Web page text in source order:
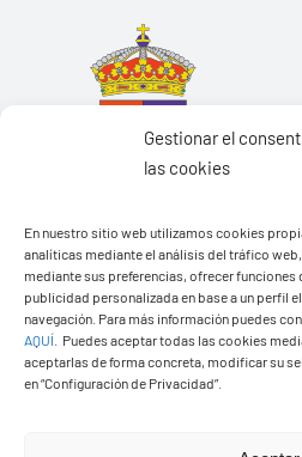
Gestionar el
las cookies
En nuestro sitio web utilizamos cookies
analíticas mediante el análisis del tráfico
mediante sus preferencias, ofrecer
publicidad personalizada en base a un perfil
navegación. Para más información puedes
AQUÍ
Puedes aceptar todas las cookies
aceptarlas de forma concreta, modificar su
en “Configuración de Privacidad”.
Ayuntamiento de Yaiza
Pza. de Los Remedios, 1